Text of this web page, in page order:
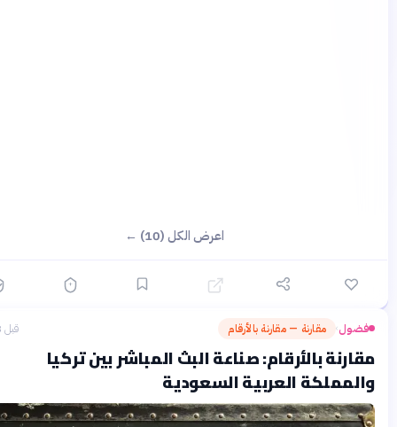
اعرض الكل (10) ←
مقارنة — مقارنة بالأرقام
بالأرقام: صناعة البث المباشر بين تركيا
العربية السعودية